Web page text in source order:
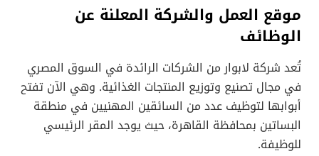
موقع العمل والشركة المعلنة عن
الوظائف
تُعد شركة لابوار من الشركات الرائدة في السوق المصري
في مجال تصنيع وتوزيع المنتجات الغذائية. وهي الآن تفتح
أبوابها لتوظيف عدد من السائقين المهنيين في منطقة
البساتين بمحافظة القاهرة، حيث يوجد المقر الرئيسي
للوظيفة.